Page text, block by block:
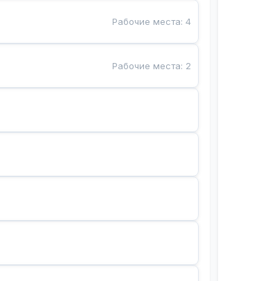
Рабочие места:4
Рабочие места: 2